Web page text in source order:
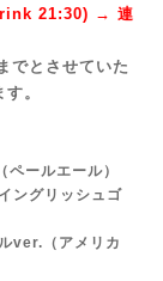
21:30) → 連
でとさせていた
。
（ペールエール）
グリッシュゴ
ver. （アメリカ